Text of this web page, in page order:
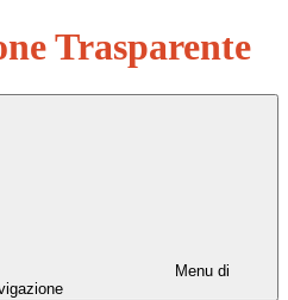
Trasparente
Menu di